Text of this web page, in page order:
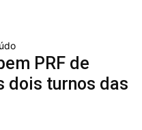
PRF de
dois turnos das